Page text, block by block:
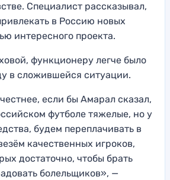
Специалист рассказывал,
в Россию новых
интересного проекта.
функционеру легче было
в сложившейся ситуации.
если бы Амарал сказал,
футболе тяжелые, но у
будем переплачивать в
качественных игроков,
достаточно, чтобы брать
болельщиков», —